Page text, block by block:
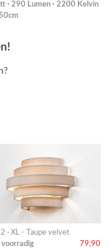
· 290 Lumen · 2200 Kelvin
· XL - Taupe velvet
voorradig 79,90